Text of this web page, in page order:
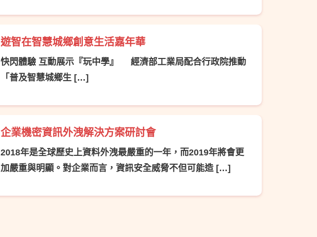
遊智在智慧城鄉創意生活嘉年華
快閃體驗 互動展示『玩中學』 經濟部工業局配合行政院推動
「普及智慧城鄉生 […]
企業機密資訊外洩解決方案研討會
2018年是全球歷史上資料外洩最嚴重的一年，而2019年將會更
加嚴重與明顯。對企業而言，資訊安全威脅不但可能造 […]